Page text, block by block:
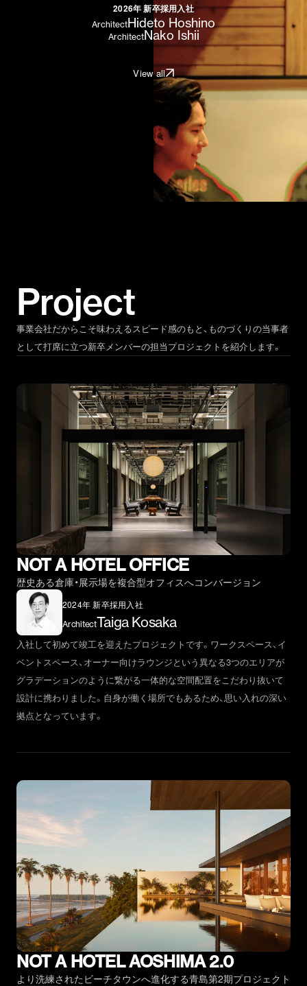
2026年 新卒採用入社
ArchitectHideto Hoshino
ArchitectNako Ishii
View all
Project
事業会社だからこそ味わえるスピード感のもと、ものづくりの当事者
として打席に立つ新卒メンバーの担当プロジェクトを紹介します。
NOT A HOTEL OFFICE
歴史ある倉庫・展示場を複合型オフィスへコンバージョン
2024年 新卒採用入社
ArchitectTaiga Kosaka
入社して初めて竣工を迎えたプロジェクトです。ワークスペース、イ
ベントスペース、オーナー向けラウンジという異なる3つのエリアが
グラデーションのように繋がる一体的な空間配置をこだわり抜いて
設計に携わりました。自身が働く場所でもあるため、思い入れの深い
拠点となっています。
NOT A HOTEL AOSHIMA 2.0
より洗練されたビーチタウンへ進化する青島第2期プロジェクト